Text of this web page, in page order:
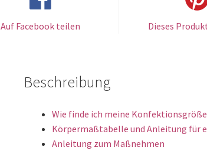
Auf Facebook teilen Dieses
Beschreibung
Wie finde ich meine
Körpermaßtabelle und Anleitung für
Anleitung zum Maßnehmen